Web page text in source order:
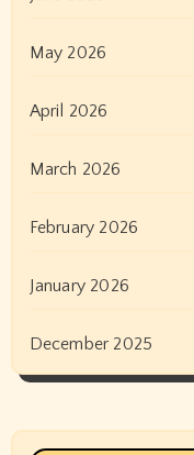
May 2026
April 2026
March 2026
February 2026
January 2026
December 2025